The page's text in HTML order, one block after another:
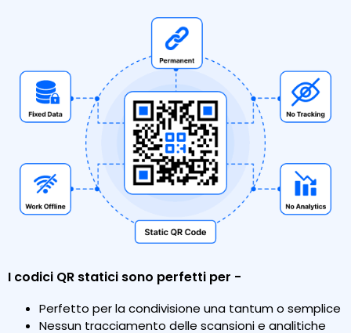
I codici QR statici sono perfetti per -
Perfetto per la condivisione una tantum o semplice
Nessun tracciamento delle scansioni e analitiche